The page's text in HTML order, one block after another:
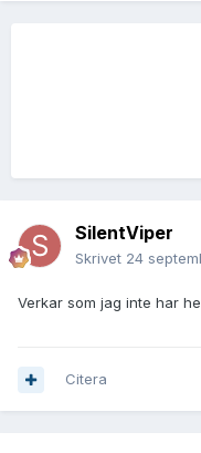
SilentViper
Skrivet 24
Verkar som jag inte har
Citera